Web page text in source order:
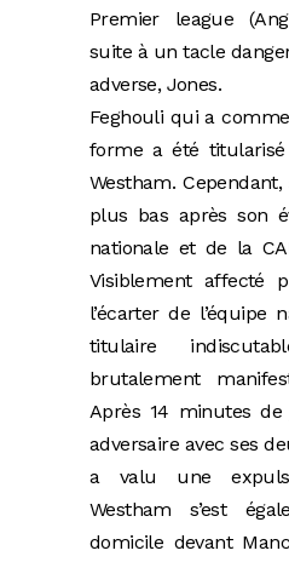
Premier league
suite à un tacle
adverse, Jones.
Feghouli qui a
forme a été
Westham.
plus bas après son
nationale et de la
Visiblement affecté
l’écarter de l’équipe
titulaire
brutalement
Après 14 minutes
adversaire avec ses
a valu une
Westham s’est
domicile devant